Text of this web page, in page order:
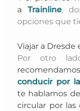
a Trainline,
opciones que
Viajar a Dresde
Por otro
conducir por
te hablamos
circular por